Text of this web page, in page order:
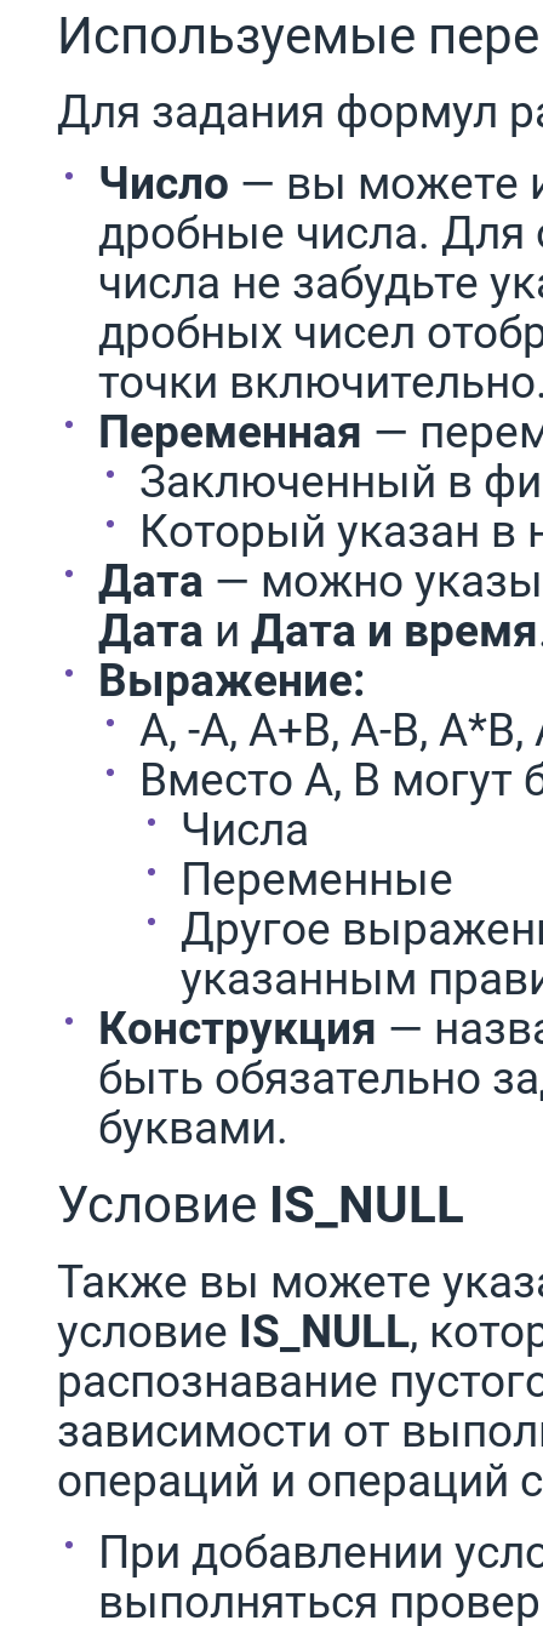
Используемые
Для задания формул
Число — вы можете
дробные числа. Для
числа не забудьте
дробных чисел
точки
Переменная —
Заключенный в
Который указан в
Дата — можно
Дата и Дата и время
Выражение:
A, -A, A+B, A-B,
Вместо A, B
Числа
Переменные
Другое
указанным
Конструкция —
быть обязательно
буквами.
Условие IS_NULL
Также вы можете
условие IS_NULL,
распознавание
зависимости от
операций и операций
При добавлении
выполняться